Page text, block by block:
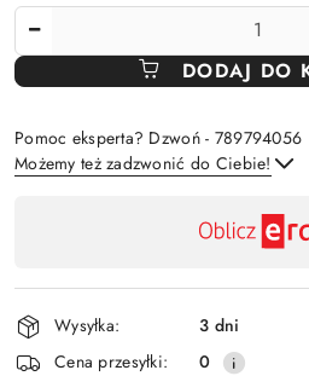
DODAJ DO
Pomoc eksperta? Dzwoń - 789794056
Możemy też zadzwonić do Ciebie!
płatność
i
dostawa
Wysyłka:
3 dni
Cena przesyłki:
0